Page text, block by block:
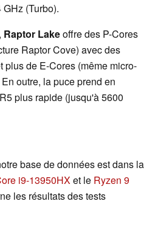
(Turbo).
Raptor Lakeoffre des P-Cores
Raptor Cove) avec des
plus de E-Cores (même micro-
outre, la puce prend en
plus rapide (jusqu'à 5600
base de données est dans la
i9-13950HXet le Ryzen 9
les résultats des tests